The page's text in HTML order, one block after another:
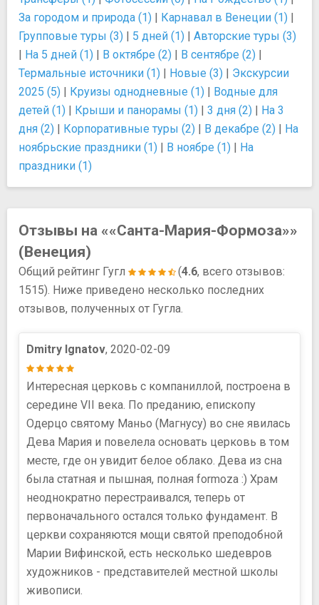
За городом и природа (1) | Карнавал в Венеции (1) |
Групповые туры (3) | 5 дней (1) | Авторские туры (3)
| На 5 дней (1) | В октябре (2) | В сентябре (2) |
Термальные источники (1) | Новые (3) | Экскурсии
2025 (5) | Круизы однодневные (1) | Водные для
детей (1) | Крыши и панорамы (1) | 3 дня (2) | На 3
дня (2) | Корпоративные туры (2) | В декабре (2) | На
ноябрьские праздники (1) | В ноябре (1) | На
праздники (1)
Отзывы на ««Санта-Мария-Формоза»»
(Венеция)
Общий рейтинг Гугл (4.6, всего отзывов:
1515). Ниже приведено несколько последних
отзывов, полученных от Гугла.
Dmitry Ignatov, 2020-02-09
Интересная церковь с компаниллой, построена в
середине VII века. По преданию, епископу
Одерцо святому Маньо (Магнусу) во сне явилась
Дева Мария и повелела основать церковь в том
месте, где он увидит белое облако. Дева из сна
была статная и пышная, полная formoza :) Храм
неоднократно перестраивался, теперь от
первоначального остался только фундамент. В
церкви сохраняются мощи святой преподобной
Марии Вифинской, есть несколько шедевров
художников - представителей местной школы
живописи.